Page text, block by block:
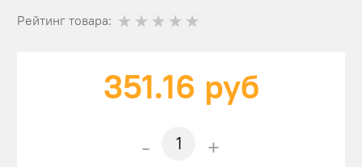
Рейтинг товара:
351.16 руб
- +